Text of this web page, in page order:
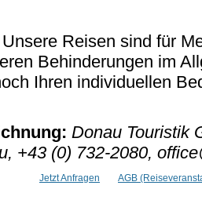
Unsere Reisen sind für
Behinderungen im
Ihren individuellen
Donau Touristik
+43 (0) 732-2080,
Jetzt Anfragen AGB